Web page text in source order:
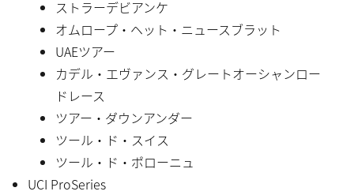
ストラーデビアンケ
オムロープ・ヘット・ニュースブラット
UAEツアー
カデル・エヴァンス・グレートオーシャンロー
ドレース
ツアー・ダウンアンダー
ツール・ド・スイス
ツール・ド・ポローニュ
UCI ProSeries